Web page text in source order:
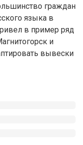
граждан
языка в
в пример ряд
и
вывески